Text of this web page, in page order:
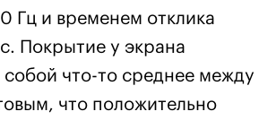
Гц и временем отклика
Покрытие у экрана
собой что-то среднее между
что положительно